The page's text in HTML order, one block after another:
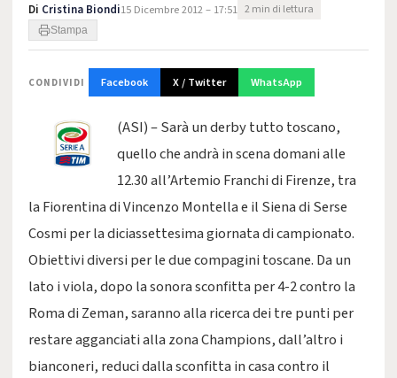
Di Cristina Biondi15 Dicembre 2012 – 17:51 2 min di lettura
Stampa
CONDIVIDI Facebook X / Twitter WhatsApp
(ASI) – Sarà un derby tutto toscano,
quello che andrà in scena domani alle
12.30 all’Artemio Franchi di Firenze, tra
la Fiorentina di Vincenzo Montella e il Siena di Serse
Cosmi per la diciassettesima giornata di campionato.
Obiettivi diversi per le due compagini toscane. Da un
lato i viola, dopo la sonora sconfitta per 4-2 contro la
Roma di Zeman, saranno alla ricerca dei tre punti per
restare agganciati alla zona Champions, dall’altro i
bianconeri, reduci dalla sconfitta in casa contro il